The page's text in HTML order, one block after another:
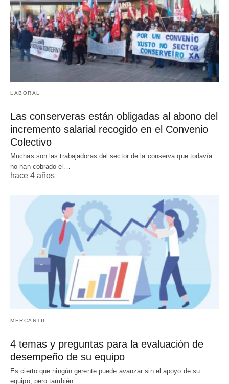
LABORAL
Las conserveras están obligadas al abono del
incremento salarial recogido en el Convenio
Colectivo
Muchas son las trabajadoras del sector de la conserva que todavía
no han cobrado el…
hace 4 años
MERCANTIL
4 temas y preguntas para la evaluación de
desempeño de su equipo
Es cierto que ningún gerente puede avanzar sin el apoyo de su
equipo, pero también…